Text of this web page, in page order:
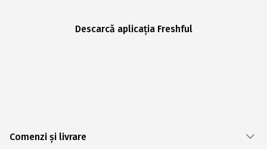
Descarcă aplicația Freshful
Comenzi și livrare